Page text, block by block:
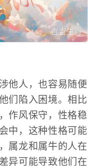
他人，也容易随便
们陷入困境。相比
作风保守，性格稳
中，这种性格可能
属龙和属牛的人在
异可能导致他们在